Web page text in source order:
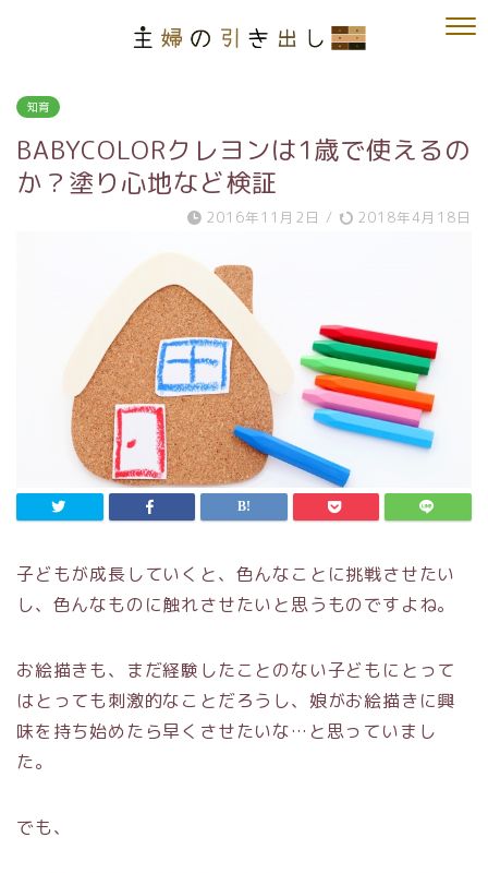
知育
BABYCOLORクレヨンは1歳で使えるの
か？塗り心地など検証
2016年11月2日 / 2018年4月18日
子どもが成長していくと、色んなことに挑戦させたい
し、色んなものに触れさせたいと思うものですよね。
お絵描きも、まだ経験したことのない子どもにとって
はとっても刺激的なことだろうし、娘がお絵描きに興
味を持ち始めたら早くさせたいな…と思っていまし
た。
でも、